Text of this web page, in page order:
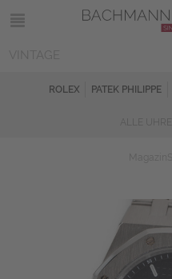
ROLEX PATEK PHILIPPE